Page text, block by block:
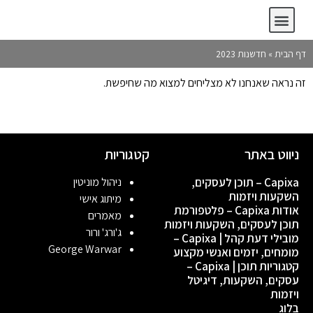
דף הבית » חדשנות 2023
זה נראה שאנחנו לא מצליחים למצוא מה שחיפשת.
ניווט באתר
Capixa – תוכן לעסקים,
השקעות ויזמות
אודות Capixa – פלטפורמת
תוכן לעסקים, השקעות ויזמות
מובילי דעת קהל | Capixa –
מומחים, יזמים ואנשי מקצוע
קטגוריות תוכן | Capixa –
עסקים, השקעות, דיגיטל
ויזמות
בלוג
קטגוריות
ניהול מוניטין
מיתוג אישי
מאמרים
ג'ורג' ורור
George Warwar